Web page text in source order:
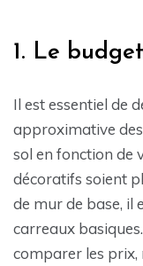
1. Le budget
Il est essentiel de
approximative
sol en fonction de
décoratifs soient
de mur de base, il
carreaux
comparer les prix,